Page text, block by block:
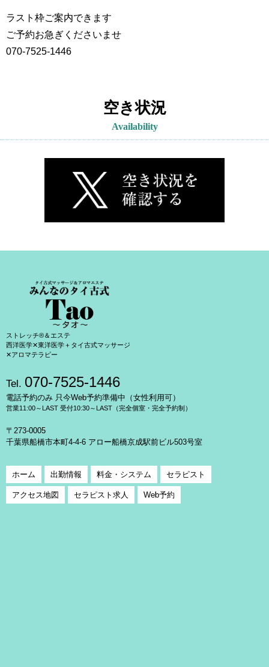
ラスト枠ご案内できます
ご予約お急ぎくださいませ
070-7525-1446
空き状況
Availability
ストレッチ®＆エステ
西洋医学✕東洋医学＋タイ古式マッサージ
✕アロマテラピー
Tel. 070-7525-1446
電話予約のみ 只今Web予約準備中（女性利用可）
営業11:00～LAST 受付10:30～LAST（完全個室・完全予約制）
〒273-0005
千葉県船橋市本町4-4-6 アロー船橋京成駅前ビル503号室
ホーム 出勤情報 料金・システム セラピスト
アクセス地図 セラピスト求人 Web予約